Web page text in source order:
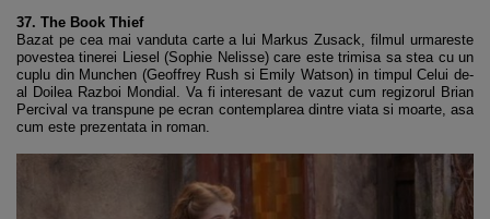
37. The Book Thief
Bazat pe cea mai vanduta carte a lui Markus Zusack, filmul urmareste
povestea tinerei Liesel (Sophie Nelisse) care este trimisa sa stea cu un
cuplu din Munchen (Geoffrey Rush si Emily Watson) in timpul Celui de-
al Doilea Razboi Mondial. Va fi interesant de vazut cum regizorul Brian
Percival va transpune pe ecran contemplarea dintre viata si moarte, asa
cum este prezentata in roman.